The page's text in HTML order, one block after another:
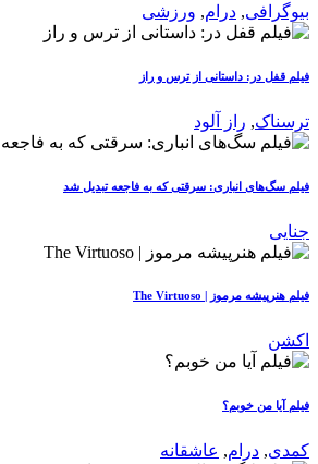
بیوگرافی, درام, ورزشی
فیلم قفل در: داستانی از ترس و راز
ترسناک, راز آلود
فیلم سگ‌های انباری: سرقتی که به فاجعه تبدیل شد
جنایی
فیلم هنرپیشه مرموز | The Virtuoso
اکشن
فیلم آیا من خوبم؟
کمدی, درام, عاشقانه